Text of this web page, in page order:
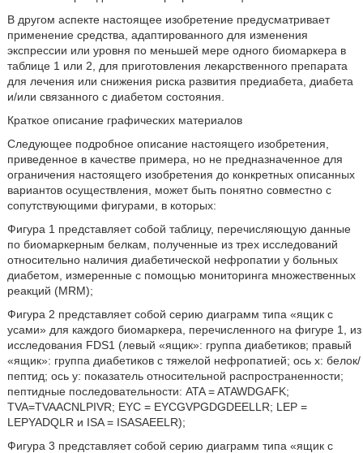
В другом аспекте настоящее изобретение предусматривает
применение средства, адаптированного для изменения
экспрессии или уровня по меньшей мере одного биомаркера в
таблице 1 или 2, для приготовления лекарственного препарата
для лечения или снижения риска развития предиабета, диабета
и/или связанного с диабетом состояния.
Краткое описание графических материалов
Следующее подробное описание настоящего изобретения,
приведенное в качестве примера, но не предназначенное для
ограничения настоящего изобретения до конкретных описанных
вариантов осуществления, может быть понятно совместно с
сопутствующими фигурами, в которых:
Фигура 1 представляет собой таблицу, перечисляющую данные
по биомаркерным белкам, полученные из трех исследований
относительно наличия диабетической нефропатии у больных
диабетом, измеренные с помощью мониторинга множественных
реакций (MRM);
Фигура 2 представляет собой серию диаграмм типа «ящик с
усами» для каждого биомаркера, перечисленного на фигуре 1, из
исследования FDS1 (левый «ящик»: группа диабетиков; правый
«ящик»: группа диабетиков с тяжелой нефропатией; ось х: белок/
пептид; ось у: показатель относительной распространенности;
пептидные последовательности: ATA = ATAWDGAFK;
TVA=TVAACNLPIVR; EYC = EYCGVPGDGDEELLR; LEP =
LEPYADQLR и ISA = ISASAEELR);
Фигура 3 представляет собой серию диаграмм типа «ящик с